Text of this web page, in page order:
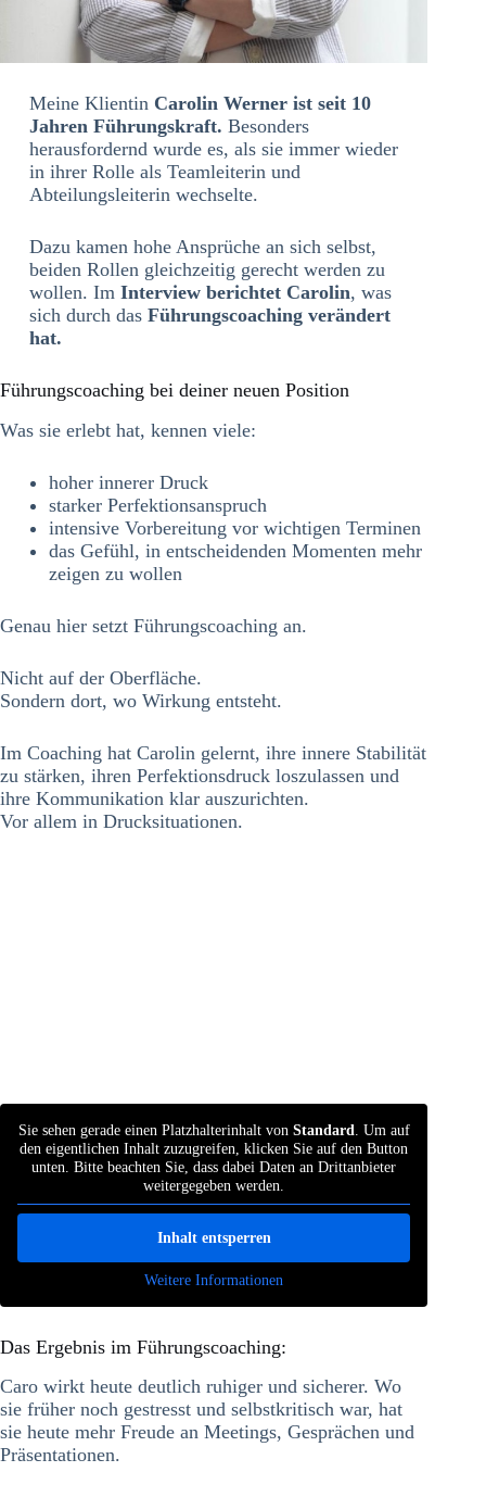
Meine Klientin Carolin Werner ist seit 10
Jahren Führungskraft. Besonders
herausfordernd wurde es, als sie immer wieder
in ihrer Rolle als Teamleiterin und
Abteilungsleiterin wechselte.
Dazu kamen hohe Ansprüche an sich selbst,
beiden Rollen gleichzeitig gerecht werden zu
wollen. Im Interview berichtet Carolin, was
sich durch das Führungscoaching verändert
hat.
Führungscoaching bei deiner neuen Position
Was sie erlebt hat, kennen viele:
hoher innerer Druck
starker Perfektionsanspruch
intensive Vorbereitung vor wichtigen Terminen
das Gefühl, in entscheidenden Momenten mehr
zeigen zu wollen
Genau hier setzt Führungscoaching an.
Nicht auf der Oberfläche.
Sondern dort, wo Wirkung entsteht.
Im Coaching hat Carolin gelernt, ihre innere Stabilität
zu stärken, ihren Perfektionsdruck loszulassen und
ihre Kommunikation klar auszurichten.
Vor allem in Drucksituationen.
Sie sehen gerade einen Platzhalterinhalt von Standard . Um auf
den eigentlichen Inhalt zuzugreifen, klicken Sie auf den Button
unten. Bitte beachten Sie, dass dabei Daten an Drittanbieter
weitergegeben werden.
Inhalt entsperren
Weitere Informationen
Das Ergebnis im Führungscoaching:
Caro wirkt heute deutlich ruhiger und sicherer. Wo
sie früher noch gestresst und selbstkritisch war, hat
sie heute mehr Freude an Meetings, Gesprächen und
Präsentationen.